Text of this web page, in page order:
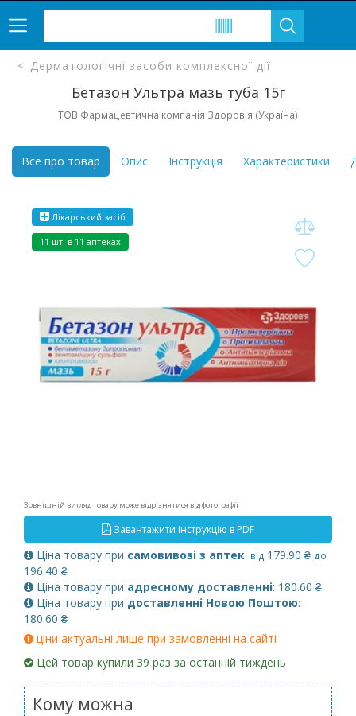
Дерматологічні засоби комплексної дії
Бетазон Ультра мазь туба 15г
ТОВ Фармацевтична компанія Здоров'я (Україна)
Все про товар Опис Інструкція Характеристики
Лікарський засіб
11 шт. в 11 аптеках
Зовнішній вигляд товару може відрізнятися від фотографії
Завантажити інструкцію в PDF
Ціна товару при самовивозі з аптек: від 179.90 ₴ до
196.40 ₴
Ціна товару при адресному доставленні: 180.60 ₴
Ціна товару при доставленні Новою Поштою:
180.60 ₴
ціни актуальні лише при замовленні на сайті
Цей товар купили 39 раз за останній тиждень
Кому можна